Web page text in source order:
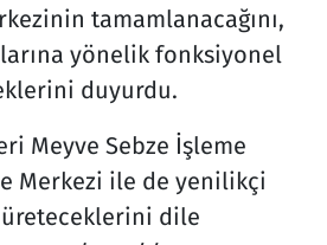
tamamlanacağını,
yönelik fonksiyonel
duyurdu.
Meyve Sebze İşleme
Merkezi ile de yenilikçi
dile